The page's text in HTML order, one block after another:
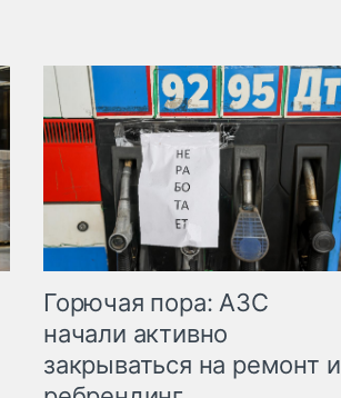
Горючая пора: АЗС
начали активно
закрываться на ремонт и